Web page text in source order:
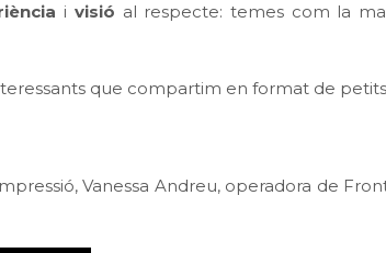
i visió al respecte: temes com la
que compartim en format de
Vanessa Andreu, operadora de